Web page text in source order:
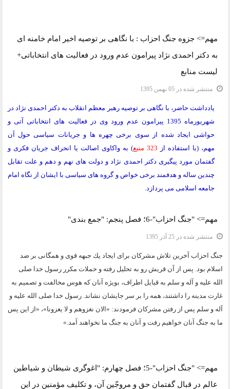
یادداشت و مقاله
مهم=> جزوه جنگ احزاب : با نگاهی بر توصیه اخیر امام خامنه ای
به دکتر احمدی نژاد پیرامون عدم ورود در فعالیت های انتخاباتی+
لیست منابع
منتشر شده در 05 بهمن 1395
یادداشت حاضر، با نگاهی بر توصیه رهبر معظم انقلاب به دکتر احمدی نژاد در
شهریورماه 1395 پیرامون عدم ورود وی در فعالیت های انتخاباتی آتی و
حواشی ایجاد شده از سوی برخی چهره ها و جریانات سیاسی حول آن
مهم، (با استفاده از 323 منبع ) به واکاوی اصالت یا انحراف جریان فکری و
گفتمان مورد پیگیری دکتر احمدی نژاد و دولت های نهم و دهم و علت تقابل
چندین ساله و هدفمند برخی خواص و گروه های سیاسی با ایشان از نگاه امام
جامعه اسلامی می پردازد.
مهم=> "جنگ احزاب"-6؛ فصل پنجم: "جمع بندی"
منتشر شده در 25 آذر 1395
جنگ احزاب آخرين تلاش مشركان براى ايجاد يك جبهه قوى و همگانى بر ضد
اسلام بود. پس از آن قريش رو به تحليل رفته و حملات مكرر رسول خدا صلى
الله عليه و آله و سلم به قبايل اطراف، بويژه آنان كه هوس مخالفت و تصميم به
غارت مدينه را داشتند، همه را بر سر جايشان نشاند. رسول خدا صلى الله عليه و
آله و سلم پس از رفتن مشركان فرمودند: «الان نغزوهم و لا يغزونا»، «از اين پس
ما به جنگ آنان خواهيم رفت و آنان به جنگ ما نخواهند آمد.»
یادداشت و مقاله
مهم=> "جنگ احزاب"-5؛ فصل چهارم: "اغوگری شیطان و شیاطین
عالم در قبال گفتمان حق و مروجّین آن، و تکلیف مؤمنین در این